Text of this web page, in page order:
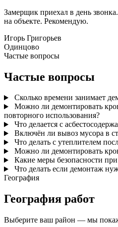
Замерщик приехал в день
на объекте. Рекомендую.
Игорь Григорьев
Одинцово
Частые вопросы
Частые вопросы
Сколько времени занимает
Можно ли демонтировать
повторного использования?
Что делается с
Включён ли вывоз мусора в
Что делать с утеплителем
Можно ли демонтировать
Какие меры безопасности
Что делать если демонтаж
География
География работ
Выберите ваш район — мы